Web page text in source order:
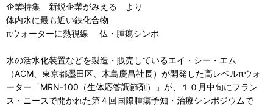
企業特集 新鋭企業がみえる より
体内水に最も近い鉄化合物
πウォーターに熱視線 仏・腫瘍シンポ
水の活水化装置などを製造・販売しているエイ・シー・エム
（ACM、東京都墨田区、木島慶昌社長）が開発した高レベルπウォ
ーター「MRN-100（生体応答調節剤）」が、１０月中旬にフラン
ス・ニースで開かれた第４回国際腫瘍予知・治療シンポジウムで